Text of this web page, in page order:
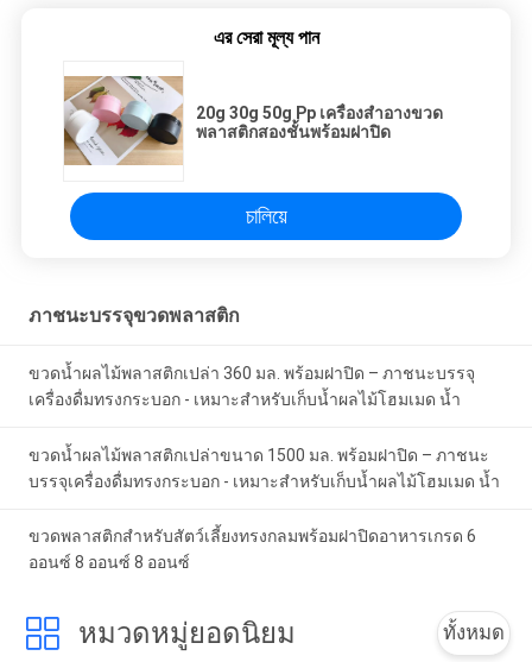
এর সেরা মূল্য পান
20g 30g 50g Pp เครื่องสำอางขวด
พลาสติกสองชั้นพร้อมฝาปิด
চালিয়ে
ภาชนะบรรจุขวดพลาสติก
ขวดน้ำผลไม้พลาสติกเปล่า 360 มล. พร้อมฝาปิด – ภาชนะบรรจุ
เครื่องดื่มทรงกระบอก - เหมาะสำหรับเก็บน้ำผลไม้โฮมเมด น้ำ
ขวดน้ำผลไม้พลาสติกเปล่าขนาด 1500 มล. พร้อมฝาปิด – ภาชนะ
บรรจุเครื่องดื่มทรงกระบอก - เหมาะสำหรับเก็บน้ำผลไม้โฮมเมด น้ำ
ขวดพลาสติกสำหรับสัตว์เลี้ยงทรงกลมพร้อมฝาปิดอาหารเกรด 6
ออนซ์ 8 ออนซ์ 8 ออนซ์
หมวดหมู่ยอดนิยม ทั้งหมด